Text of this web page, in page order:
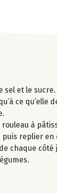
et le
ce qu’elle
à
replier
chaque côté